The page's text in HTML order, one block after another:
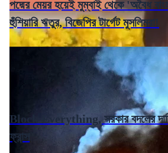
পদ্মের মেয়র হয়েই মুম্বাই থেকে 'অবৈধ
হুঁশিয়ারি ঋতুর, বিজেপির টার্গেট মুসলিমরা!
Block Everything, সরকার বদলের
ফ্রান্স